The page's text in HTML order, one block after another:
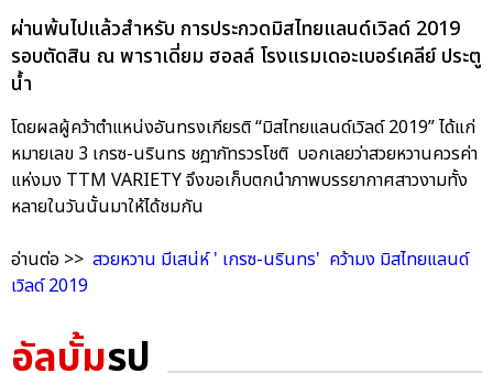
ผ่านพ้นไปแล้วสำหรับ การประกวดมิสไทยแลนด์เวิลด์ 2019
รอบตัดสิน ณ พาราเดี่ยม ฮอลล์ โรงแรมเดอะเบอร์เคลีย์ ประตู
น้ำ
โดยผลผู้คว้าตำแหน่งอันทรงเกียรติ “มิสไทยแลนด์เวิลด์ 2019” ได้แก่
หมายเลข 3 เกรซ-นรินทร ชฎาภัทรวรโชติ บอกเลยว่าสวยหวานควรค่า
แห่งมง TTM VARIETY จึงขอเก็บตกนำภาพบรรยากาศสาวงามทั้ง
หลายในวันนั้นมาให้ได้ชมกัน
อ่านต่อ >> สวยหวาน มีเสน่ห์ ' เกรซ-นรินทร' คว้ามง มิสไทยแลนด์
เวิลด์ 2019
อัลบั้มรูป